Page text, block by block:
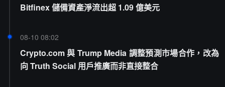
Bitfinex 儲備資產淨流出超 1.09 億美元
08-10 08:02
Crypto.com 與 Trump Media 調整預測市場合作，改為
向 Truth Social 用戶推廣而非直接整合